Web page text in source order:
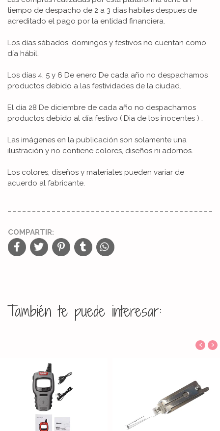
tiempo de despacho de 2 a 3 dias habiles despues de
acreditado el pago por la entidad financiera.
Los días sábados, domingos y festivos no cuentan como
día hábil.
Los días 4, 5 y 6 De enero De cada año no despachamos
productos debido a las festividades de la ciudad.
El día 28 De diciembre de cada año no despachamos
productos debido al día festivo ( Dia de los inocentes ) .
Las imágenes en la publicación son solamente una
ilustración y no contiene colores, diseños ni adornos.
Los colores, diseños y materiales pueden variar de
acuerdo al fabricante.
COMPARTIR:
También te puede interesar:
‹ ›